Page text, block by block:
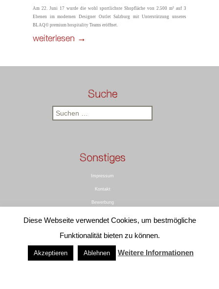
Am 22. Juni 17 wurde die wohl sportlichste Shopfläche von 2.500 m² auf 3
Ebenen im modernen Designer Outlet Salzburg mit Unterstützung unseres
BLAQ© premium hospitality Teams eröffnet.
BLAQ© PREMIUM HOSPITALITY
weiterlesen →
Suche
Suchen
Sonstiges
Impressum
Kontakt
Bewerbung
Diese Webseite verwendet Cookies, um bestmögliche
Funktionalität bieten zu können.
Akzeptieren Ablehnen Weitere Informationen